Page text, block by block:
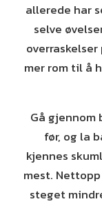
allerede har
selve
mer rom til å
Gå gjennom
før, og la
kjennes
mest.
steget